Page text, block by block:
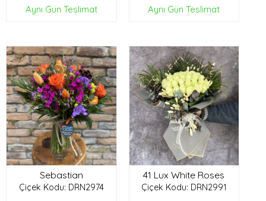
Aynı Gün Teslimat Aynı Gün Teslimat
Sebastian
Çiçek Kodu: DRN2974
41 Lux White Roses
Çiçek Kodu: DRN2991